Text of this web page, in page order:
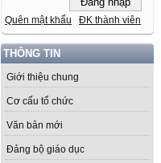
Quên mật khẩu ĐK thành viên
THÔNG TIN
Giới thiệu chung
Cơ cấu tổ chức
Văn bản mới
Đảng bộ giáo dục